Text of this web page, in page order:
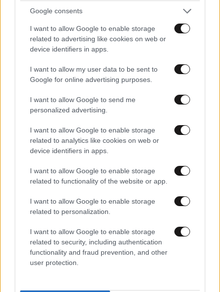
Google consents
I want to allow Google to enable storage
related to advertising like cookies on web or
device identifiers in apps.
I want to allow my user data to be sent to
Google for online advertising purposes.
I want to allow Google to send me
personalized advertising.
I want to allow Google to enable storage
related to analytics like cookies on web or
device identifiers in apps.
I want to allow Google to enable storage
related to functionality of the website or app.
I want to allow Google to enable storage
related to personalization.
I want to allow Google to enable storage
related to security, including authentication
functionality and fraud prevention, and other
user protection.
sokram 04·04·2024 11:36
Τάχα μετανιώνεις κουφάλα ο δικηγόρος του Δεν τον
δασκάλεψε καλά ας ελπίσουμε οι εισαγγελείς να τον
χώσουν μέσα όσο πιο βαθιά γίνεται για τι πραγματικά
Απαντήστε